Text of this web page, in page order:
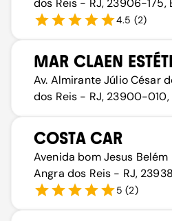
dos Reis - RJ, 23906-175,
4.5 (2)
MAR CLAEN
Av. Almirante Júlio César
dos Reis - RJ, 23900-010,
COSTA CAR
Avenida bom Jesus
Angra dos Reis - RJ,
5 (2)